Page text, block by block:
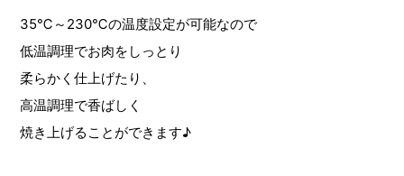
35℃～230℃の温度設定が可能なので
低温調理でお肉をしっとり
柔らかく仕上げたり、
高温調理で香ばしく
焼き上げることができます♪